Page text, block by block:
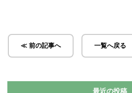
≪ 前の記事へ 一覧へ戻る
最近の投稿